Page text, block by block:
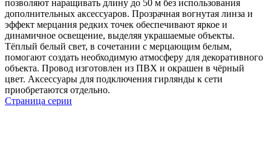
позволяют наращивать длину до 50 м без использования
дополнительных аксессуаров. Прозрачная вогнутая линза и
эффект мерцания редких точек обеспечивают яркое и
динамичное освещение, выделяя украшаемые объекты.
Тёплый белый свет, в сочетании с мерцающим белым,
помогают создать необходимую атмосферу для декоративного
объекта. Провод изготовлен из ПВХ и окрашен в чёрный
цвет. Аксессуары для подключения гирлянды к сети
приобретаются отдельно.
Страница серии